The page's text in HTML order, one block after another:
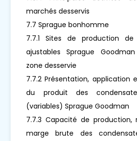
marchés desservis
7.7 Sprague bonhomme
7.7.1 Sites de production de
ajustables Sprague
zone desservie
7.7.2 Présentation, application
du produit des
(variables) Sprague Goodman
7.7.3 Capacité de production,
marge brute des